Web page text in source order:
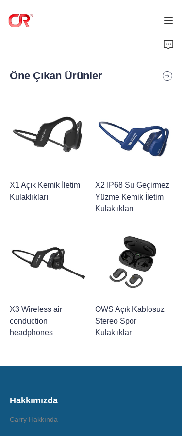
Öne Çıkan Ürünler
X1 Açık Kemik İletim
Kulaklıkları
X2 IP68 Su Geçirmez
Yüzme Kemik İletim
Kulaklıkları
X3 Wireless air
conduction
headphones
OWS Açık Kablosuz
Stereo Spor
Kulaklıklar
Hakkımızda
Carry Hakkında
Ürünler
Haberler